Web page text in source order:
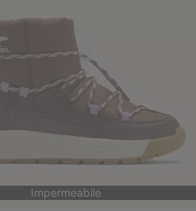
Impermeabile